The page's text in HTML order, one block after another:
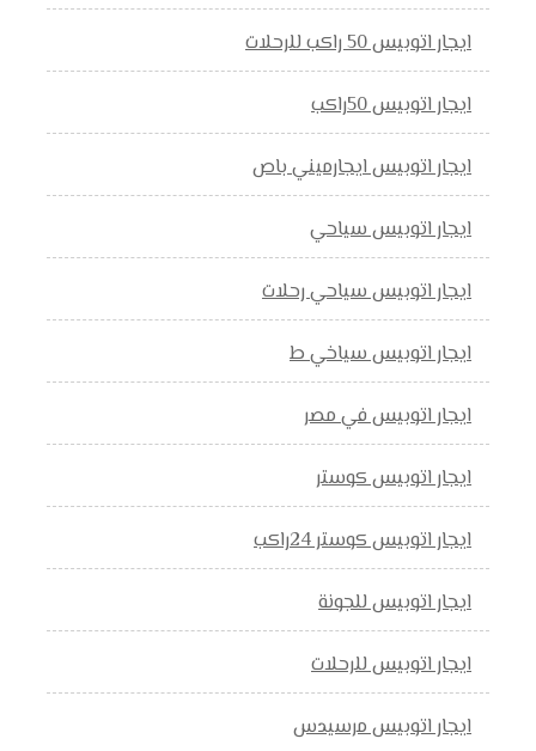
ايجار اتوبيس 50 راكب للرحلات
ايجار اتوبيس 50راكب
ايجار اتوبيس ايجارميني باص
ايجار اتوبيس سياحي
ايجار اتوبيس سياحي رحلات
ايجار اتوبيس سياخي ط
ايجار اتوبيس في مصر
ايجار اتوبيس كوستر
ايجار اتوبيس كوستر 24راكب
ايجار اتوبيس للجونة
ايجار اتوبيس للرحلات
ايجار اتوبيس مرسيدس